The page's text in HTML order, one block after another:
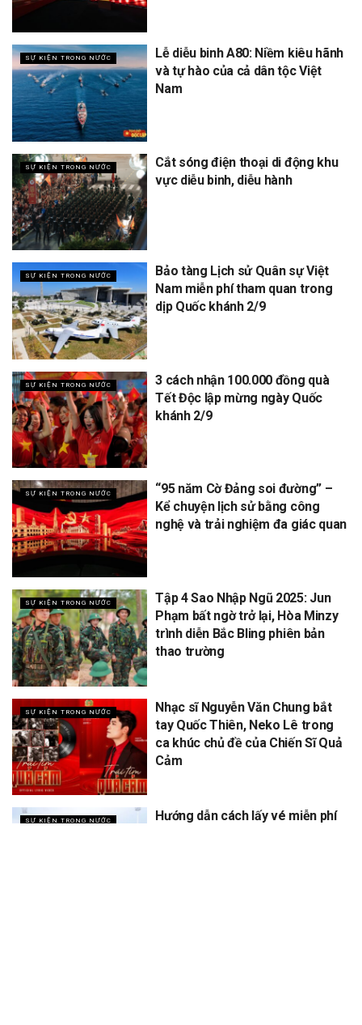
SỰ KIỆN TRONG NƯỚC
Lễ diễu binh A80: Niềm kiêu hãnh
và tự hào của cả dân tộc Việt
Nam
SỰ KIỆN TRONG NƯỚC
Cắt sóng điện thoại di động khu
vực diễu binh, diễu hành
SỰ KIỆN TRONG NƯỚC
Bảo tàng Lịch sử Quân sự Việt
Nam miễn phí tham quan trong
dịp Quốc khánh 2/9
SỰ KIỆN TRONG NƯỚC
3 cách nhận 100.000 đồng quà
Tết Độc lập mừng ngày Quốc
khánh 2/9
SỰ KIỆN TRONG NƯỚC
“95 năm Cờ Đảng soi đường” –
Kể chuyện lịch sử bằng công
nghệ và trải nghiệm đa giác quan
SỰ KIỆN TRONG NƯỚC
Tập 4 Sao Nhập Ngũ 2025: Jun
Phạm bất ngờ trở lại, Hòa Minzy
trình diễn Bắc Bling phiên bản
thao trường
SỰ KIỆN TRONG NƯỚC
Nhạc sĩ Nguyễn Văn Chung bắt
tay Quốc Thiên, Neko Lê trong
ca khúc chủ đề của Chiến Sĩ Quả
Cảm
SỰ KIỆN TRONG NƯỚC
Hướng dẫn cách lấy vé miễn phí